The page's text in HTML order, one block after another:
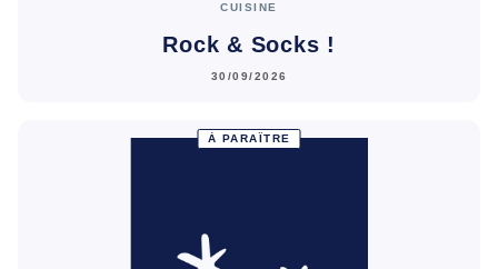
CUISINE
Rock & Socks !
30/09/2026
À PARAÎTRE